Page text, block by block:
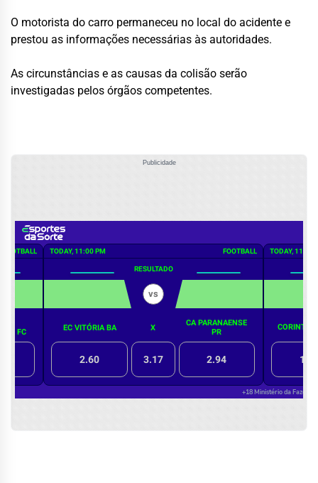
O motorista do carro permaneceu no local do acidente e
prestou as informações necessárias às autoridades.
As circunstâncias e as causas da colisão serão
investigadas pelos órgãos competentes.
Publicidade